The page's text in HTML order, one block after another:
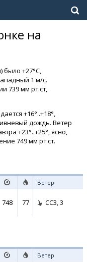
на
было +27°C,
1 м/с.
739 мм рт.ст,
+16°..+18°,
дождь. Ветер
+23°..+25°, ясно,
749 мм рт.ст.
Ветер
748 77 ССЗ, 3
Ветер